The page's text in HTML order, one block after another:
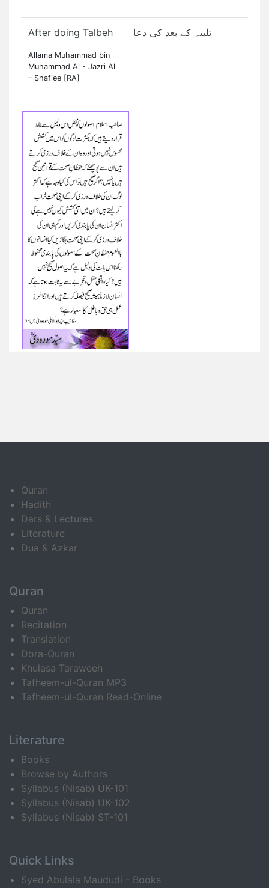
After doing Talbeh
Allama Muhammad bin
Muhammad Al - Jazri Al
– Shafiee [RA]
تلبیہ کے بعد کی دعا
Quran
Hadith
Dars & Lectures
Literature
Dua & Azkar
Quran
Quran
Recitation
Translation
Dora-Quran
Khulasa Taraweeh
Tafheem-ul-Quran MP3
Tafheem-ul-Quran Read-Online
Literature
Books
Browse by Authors
Syllabus (Nisab) UK-101
Syllabus (Nisab) UK-102
Syllabus (Nisab) ST-101
Quick Links
Syed Abulala Maududi - Books